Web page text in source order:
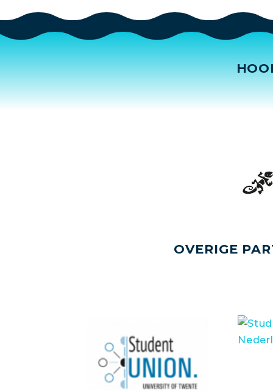
OVERIGE